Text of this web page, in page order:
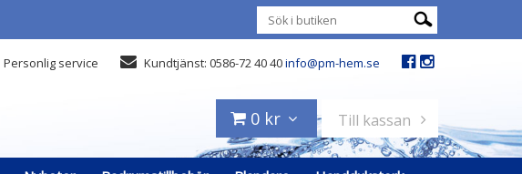
Personlig service Kundtjänst: 0586-72 40 40info@pm-hem.se
0 kr Till kassan